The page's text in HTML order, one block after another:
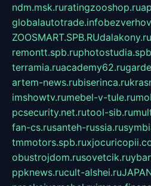
ndm.msk.ruratingzooshop.ru
globalautotrade.info
ZOOSMART.SPB.RUdalakony.ru
remontt.spb.ru
terramia.ruacademy62.ru
artem-news.rubiserinca.ru
imshowtv.rumebel-v-tule.ru
pcsecurity.net.rutool-sib.ru
fan-cs.rusanteh-russia.ru
tmmotors.spb.ru
obustrojdom.rusovetcik.ru
ppknews.rucult-alshei.ru